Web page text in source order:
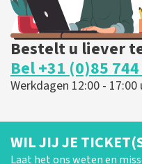
Bestelt u liever
Bel +31 (0)85
Werkdagen 12:00 - 17:00
WIL JIJ JE
Laat het ons weten en